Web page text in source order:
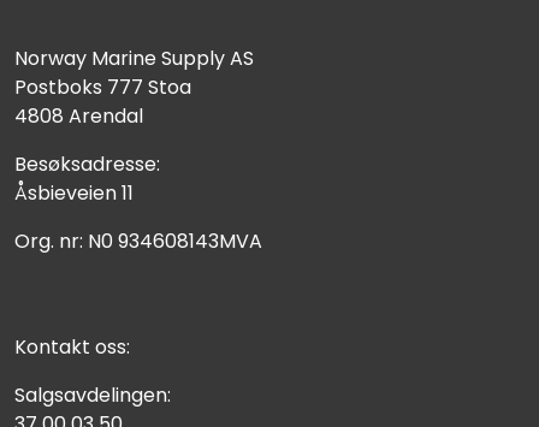
Norway Marine Supply AS
Postboks 777 Stoa
4808 Arendal
Besøksadresse:
Åsbieveien 11
Org. nr: N0 934608143MVA
Kontakt oss:
Salgsavdelingen: